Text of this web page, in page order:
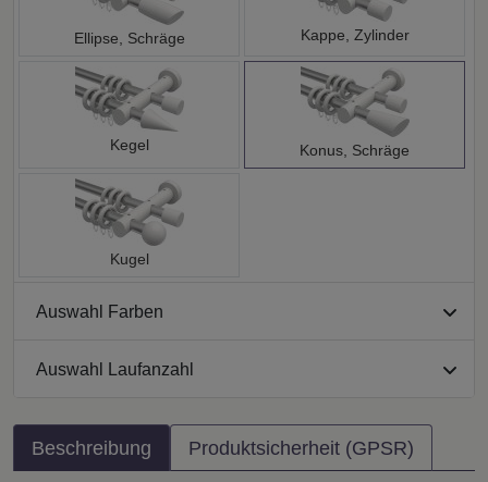
Ellipse, Schräge Kappe, Zylinder
Kegel Konus, Schräge
Kugel
Auswahl Farben
Auswahl Laufanzahl
Beschreibung Produktsicherheit (GPSR)